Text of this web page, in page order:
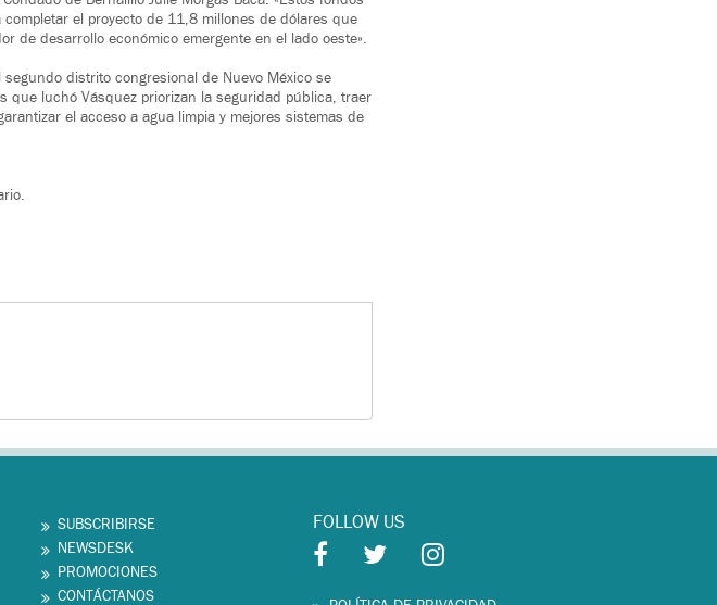
el proyecto de 11,8 millones de dólares que
de desarrollo económico emergente en el lado oeste».
distrito congresional de Nuevo México se
que luchó Vásquez priorizan la seguridad pública, traer
el acceso a agua limpia y mejores sistemas de
SUBSCRIBIRSE
NEWSDESK
PROMOCIONES
CONTÁCTANOS
FOLLOW US